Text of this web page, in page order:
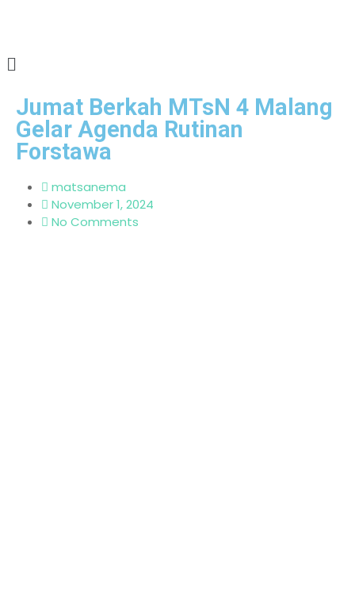
Jumat Berkah MTsN 4 Malang
Gelar Agenda Rutinan
Forstawa
matsanema
November 1, 2024
No Comments